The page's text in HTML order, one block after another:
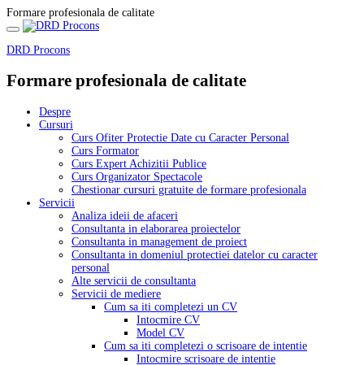
Formare profesionala de calitate
DRD Procons
Formare profesionala de calitate
Despre
Cursuri
Curs Ofiter Protectie Date cu Caracter Personal
Curs Formator
Curs Expert Achizitii Publice
Curs Organizator Spectacole
Chestionar cursuri gratuite de formare profesionala
Servicii
Analiza ideii de afaceri
Consultanta in elaborarea proiectelor
Consultanta in management de proiect
Consultanta in domeniul protectiei datelor cu caracter
personal
Alte servicii de consultanta
Servicii de mediere
Cum sa iti completezi un CV
Intocmire CV
Model CV
Cum sa iti completezi o scrisoare de intentie
Intocmire scrisoare de intentie